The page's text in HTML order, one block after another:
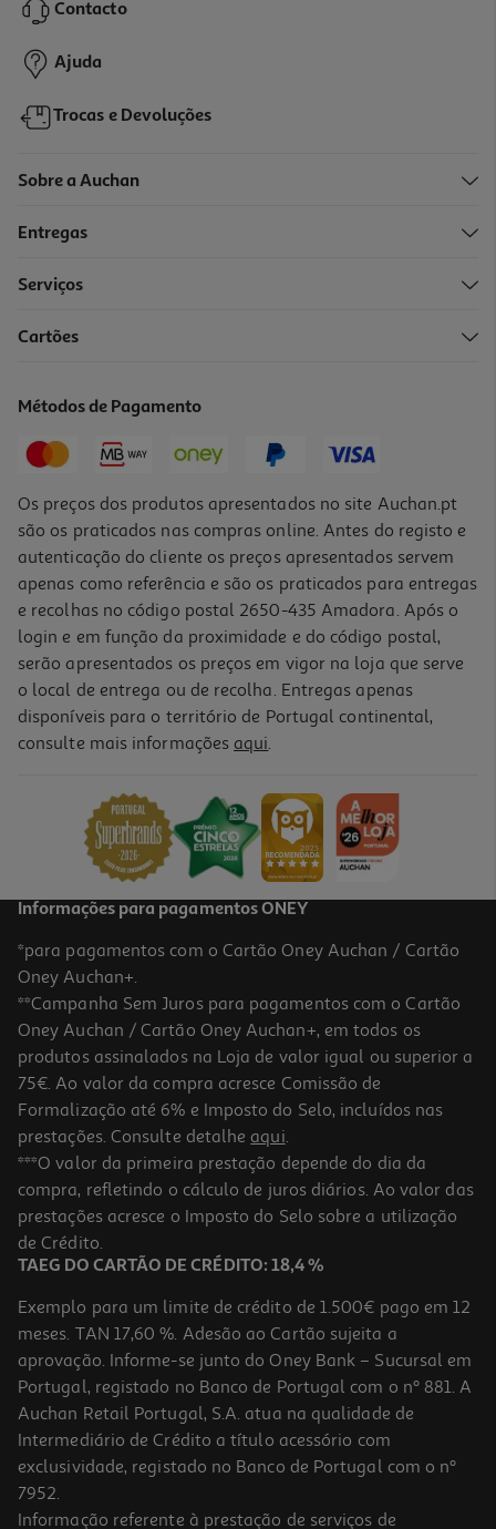
44,99 €
4.1
Secador De Cabelo Babyliss Turbo Shine 2200 D570de 2200w
37,99 €
4.6
Secador De Cabelo Babyliss D563de Preto 2100w
34.99 €/un
34,99 €
Contacto
Ajuda
Trocas e Devoluções
Sobre a Auchan
Entregas
Serviços
Cartões
Métodos de Pagamento
Os preços dos produtos apresentados no site Auchan.pt
são os praticados nas compras online. Antes do registo e
autenticação do cliente os preços apresentados servem
apenas como referência e são os praticados para entregas
e recolhas no código postal 2650-435 Amadora. Após o
login e em função da proximidade e do código postal,
serão apresentados os preços em vigor na loja que serve
o local de entrega ou de recolha. Entregas apenas
disponíveis para o território de Portugal continental,
consulte mais informações aqui.
Informações para pagamentos ONEY
*para pagamentos com o Cartão Oney Auchan / Cartão
Oney Auchan+.
**Campanha Sem Juros para pagamentos com o Cartão
Oney Auchan / Cartão Oney Auchan+, em todos os
produtos assinalados na Loja de valor igual ou superior a
75€. Ao valor da compra acresce Comissão de
Formalização até 6% e Imposto do Selo, incluídos nas
prestações. Consulte detalhe aqui.
***O valor da primeira prestação depende do dia da
compra, refletindo o cálculo de juros diários. Ao valor das
prestações acresce o Imposto do Selo sobre a utilização
de Crédito.
TAEG DO CARTÃO DE CRÉDITO: 18,4 %
Exemplo para um limite de crédito de 1.500€ pago em 12
meses. TAN 17,60 %. Adesão ao Cartão sujeita a
aprovação. Informe-se junto do Oney Bank – Sucursal em
Portugal, registado no Banco de Portugal com o nº 881. A
Auchan Retail Portugal, S.A. atua na qualidade de
Intermediário de Crédito a título acessório com
exclusividade, registado no Banco de Portugal com o nº
7952.
Informação referente à prestação de serviços de